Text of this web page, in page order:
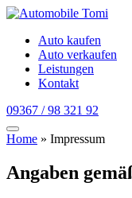
Auto kaufen
Auto verkaufen
Leistungen
Kontakt
09367 / 98 321 92
Home » Impressum
Angaben